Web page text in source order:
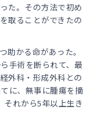
た。その方法で初め
取ることができたの
助かる命があった。
手術を断られて、最
外科・形成外科との
に、無事に腫瘍を摘
れから5年以上生き